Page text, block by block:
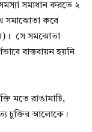
সমস্যা সমাধান করতে ২
সমাঝোতা করে
সে সমঝোতা
বাস্তবায়ন হয়নি
মতে রাঙামাটি,
চুক্তির আলোকে।